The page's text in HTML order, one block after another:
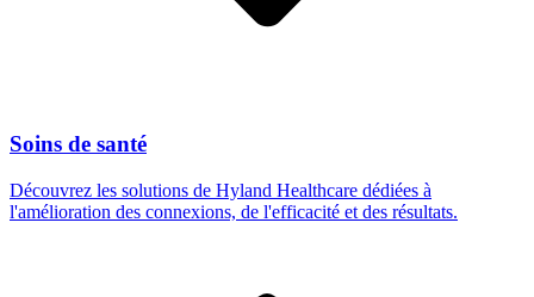
Soins de santé
Découvrez les solutions de Hyland Healthcare dédiées à
l'amélioration des connexions, de l'efficacité et des résultats.